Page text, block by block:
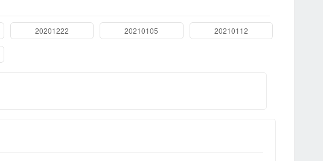
20201222 20210105 20210112